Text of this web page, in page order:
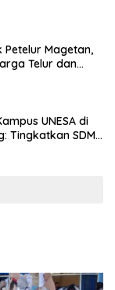
Petelur Magetan,
Telur dan
UNESA di
Tingkatkan SDM